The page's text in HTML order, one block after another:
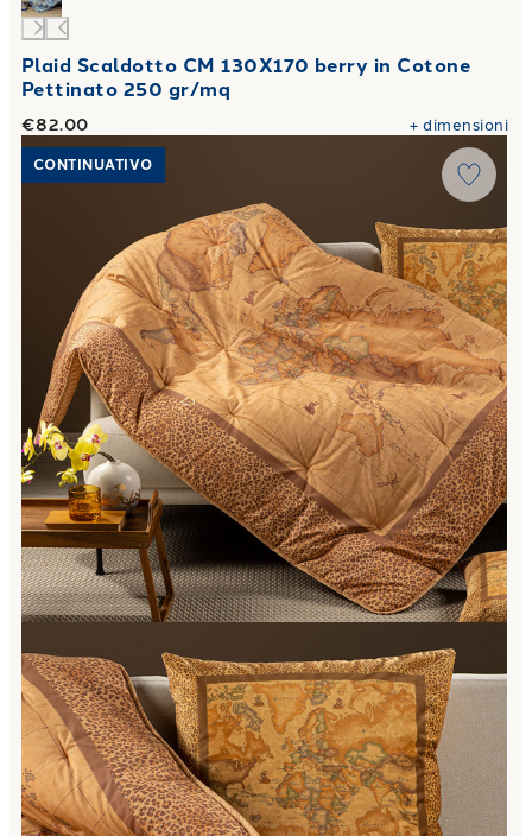
Plaid Scaldotto CM 130X170 berry in Cotone
Pettinato 250 gr/mq
€82.00 +dimensioni
Link to "Plaid Scaldotto Geo Leopard in Cotone Pettinato
CONTINUATIVO